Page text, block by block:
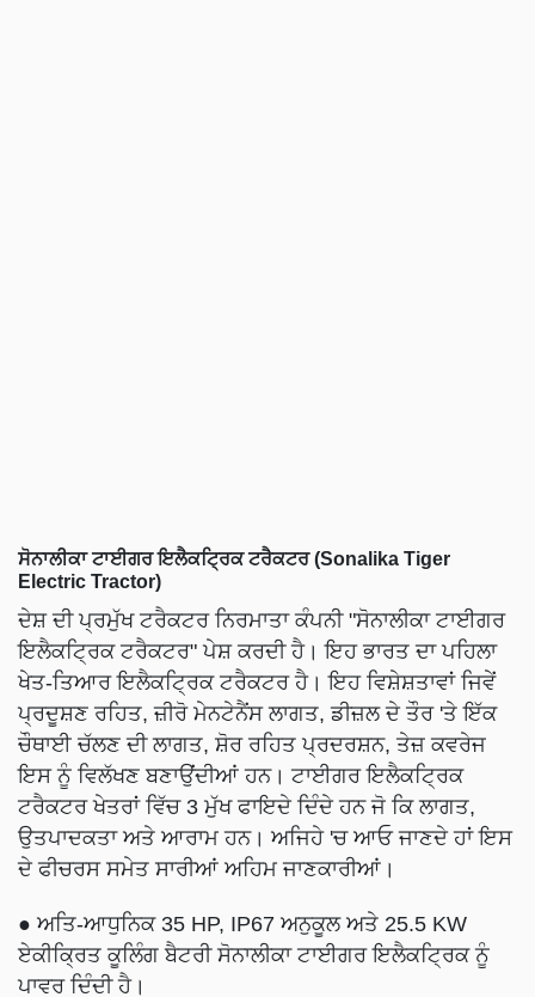
ਸੋਨਾਲੀਕਾ ਟਾਈਗਰ ਇਲੈਕਟ੍ਰਿਕ ਟਰੈਕਟਰ (Sonalika Tiger
Electric Tractor)
ਦੇਸ਼ ਦੀ ਪ੍ਰਮੁੱਖ ਟਰੈਕਟਰ ਨਿਰਮਾਤਾ ਕੰਪਨੀ "ਸੋਨਾਲੀਕਾ ਟਾਈਗਰ
ਇਲੈਕਟ੍ਰਿਕ ਟਰੈਕਟਰ" ਪੇਸ਼ ਕਰਦੀ ਹੈ। ਇਹ ਭਾਰਤ ਦਾ ਪਹਿਲਾ
ਖੇਤ-ਤਿਆਰ ਇਲੈਕਟ੍ਰਿਕ ਟਰੈਕਟਰ ਹੈ। ਇਹ ਵਿਸ਼ੇਸ਼ਤਾਵਾਂ ਜਿਵੇਂ
ਪ੍ਰਦੂਸ਼ਣ ਰਹਿਤ, ਜ਼ੀਰੋ ਮੇਨਟੇਨੈਂਸ ਲਾਗਤ, ਡੀਜ਼ਲ ਦੇ ਤੌਰ 'ਤੇ ਇੱਕ
ਚੌਥਾਈ ਚੱਲਣ ਦੀ ਲਾਗਤ, ਸ਼ੋਰ ਰਹਿਤ ਪ੍ਰਦਰਸ਼ਨ, ਤੇਜ਼ ਕਵਰੇਜ
ਇਸ ਨੂੰ ਵਿਲੱਖਣ ਬਣਾਉਂਦੀਆਂ ਹਨ। ਟਾਈਗਰ ਇਲੈਕਟ੍ਰਿਕ
ਟਰੈਕਟਰ ਖੇਤਰਾਂ ਵਿੱਚ 3 ਮੁੱਖ ਫਾਇਦੇ ਦਿੰਦੇ ਹਨ ਜੋ ਕਿ ਲਾਗਤ,
ਉਤਪਾਦਕਤਾ ਅਤੇ ਆਰਾਮ ਹਨ। ਅਜਿਹੇ 'ਚ ਆਓ ਜਾਣਦੇ ਹਾਂ ਇਸ
ਦੇ ਫੀਚਰਸ ਸਮੇਤ ਸਾਰੀਆਂ ਅਹਿਮ ਜਾਣਕਾਰੀਆਂ।
● ਅਤਿ-ਆਧੁਨਿਕ 35 HP, IP67 ਅਨੁਕੂਲ ਅਤੇ 25.5 KW
ਏਕੀਕ੍ਰਿਤ ਕੂਲਿੰਗ ਬੈਟਰੀ ਸੋਨਾਲੀਕਾ ਟਾਈਗਰ ਇਲੈਕਟ੍ਰਿਕ ਨੂੰ
ਪਾਵਰ ਦਿੰਦੀ ਹੈ।